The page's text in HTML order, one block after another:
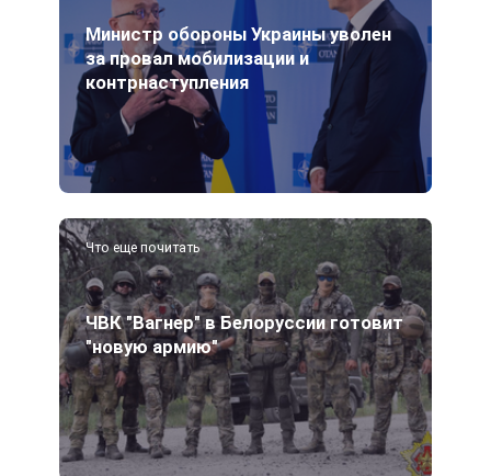
Министр обороны Украины уволен
за провал мобилизации и
контрнаступления
Что еще почитать
ЧВК "Вагнер" в Белоруссии готовит
"новую армию"